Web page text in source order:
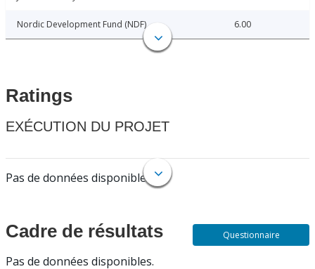
Nordic Development Fund (NDF) 6.00
Ratings
EXÉCUTION DU PROJET
Pas de données disponibles.
Cadre de résultats
Pas de données disponibles.
Questionnaire